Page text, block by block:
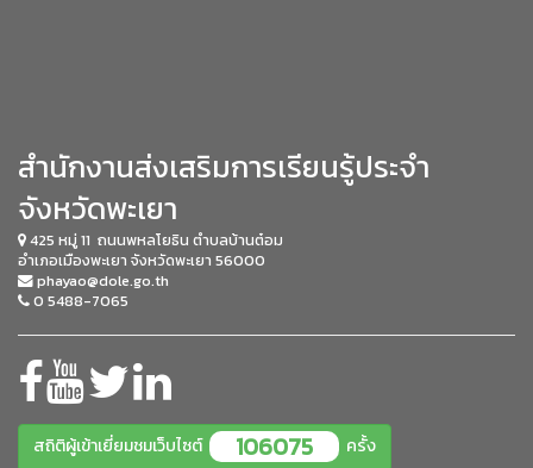
สำนักงานส่งเสริมการเรียนรู้ประจำ
จังหวัดพะเยา
425 หมู่ 11 ถนนพหลโยธิน ตำบลบ้านต๋อม
อำเภอเมืองพะเยา จังหวัดพะเยา 56000
phayao@dole.go.th
0 5488-7065
สถิติผู้เข้าเยี่ยมชมเว็บไซต์ ครั้ง